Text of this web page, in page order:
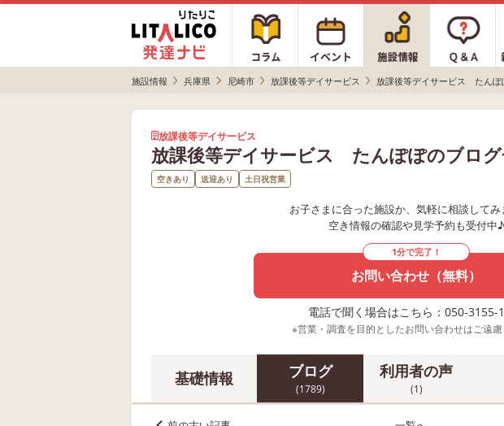
施設情報 兵庫県 尼崎市 放課後等デイサービス 放課後等デイサービス たんぽ
放課後等デイサービス
放課後等デイサービス たんぽぽのブロ
空きあり 送迎あり 土日祝営業
お子さまに合った施設か、気軽に相談してみ
空き情報の確認や見学予約も受付中♪
1分で完了！
お問い合わせ（無料）
電話で聞く場合はこちら：050-3155-
※営業・調査を目的としたお問い合わせはご遠
基礎情報 ブログ
(1789)
利用者の声
(1)